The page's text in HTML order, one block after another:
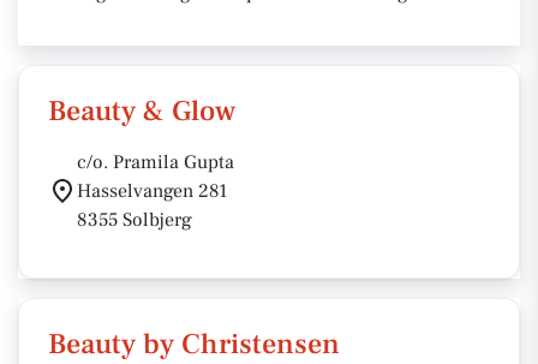
Beauty & Glow
c/o. Pramila Gupta
Hasselvangen 281
8355 Solbjerg
Beauty by Christensen